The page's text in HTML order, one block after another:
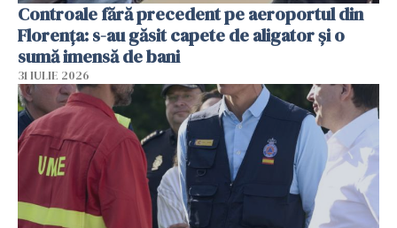
Controale fără precedent pe aeroportul din
Florența: s-au găsit capete de aligator și o
sumă imensă de bani
31 IULIE 2026